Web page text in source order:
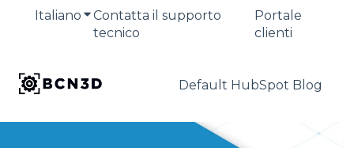
Italiano Mostra sottomenu per le traduzioni
Contatta il supporto
tecnico
Portale
clienti
Default HubSpot Blog